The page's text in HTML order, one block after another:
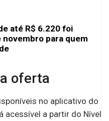
até R$ 6.220 foi
novembro para quem
oferta
no aplicativo do
acessível a partir do Nível